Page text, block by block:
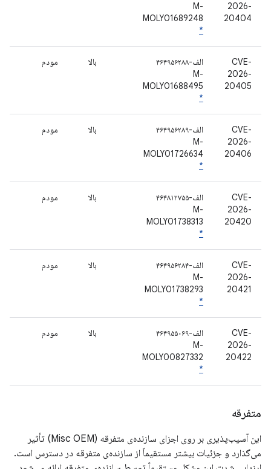
2026-
20404
M-
MOLY01689248
*
CVE-
2026-
20405
الف-۴۶۴۹۵۶۲۸۸
M-
MOLY01688495
*
بالا مودم
CVE-
2026-
20406
الف-۴۶۴۹۵۶۲۸۹
M-
MOLY01726634
*
بالا مودم
CVE-
2026-
20420
الف-۴۶۴۸۱۲۷۵۵
M-
MOLY01738313
*
بالا مودم
CVE-
2026-
20421
الف-۴۶۴۹۵۶۲۸۴
M-
MOLY01738293
*
بالا مودم
CVE-
2026-
20422
الف-۴۶۴۹۵۵۰۶۹
M-
MOLY00827332
*
بالا مودم
متفرقه
این آسیب‌پذیری بر روی اجزای سازنده‌ی متفرقه (Misc OEM) تأثیر
می‌گذارد و جزئیات بیشتر مستقیماً از سازنده‌ی متفرقه در دسترس است.